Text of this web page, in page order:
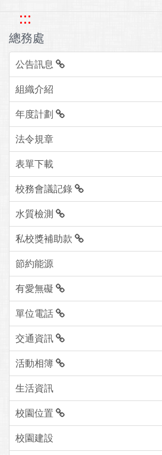
:::
總務處
公告訊息
組織介紹
年度計劃
法令規章
表單下載
校務會議記錄
水質檢測
私校獎補助款
節約能源
有愛無礙
單位電話
交通資訊
活動相簿
生活資訊
校園位置
校園建設